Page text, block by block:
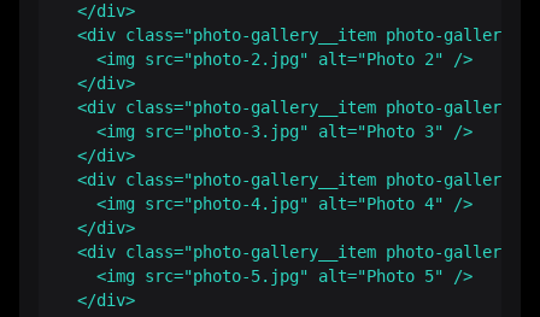
  </div>
<div class="photo-gallery__item photo-
    <img src="photo-2.jpg" alt="Photo 2" />
  </div>
<div class="photo-gallery__item photo-
    <img src="photo-3.jpg" alt="Photo 3" />
  </div>
<div class="photo-gallery__item photo-
    <img src="photo-4.jpg" alt="Photo 4" />
  </div>
<div class="photo-gallery__item photo-
    <img src="photo-5.jpg" alt="Photo 5" />
  </div>